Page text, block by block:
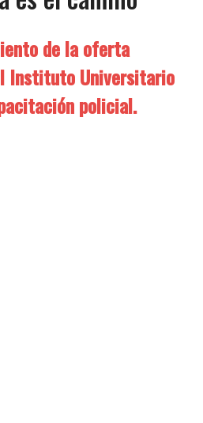
de la oferta
Instituto Universitario
policial.